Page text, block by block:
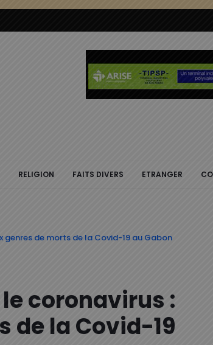
RELIGION FAITS DIVERS ETRANGER
de morts de la Covid-19 au Gabon
coronavirus :
de la Covid-19